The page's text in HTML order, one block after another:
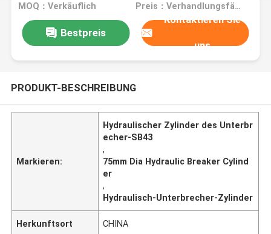
MOQ：Verkäuflich Preis：Verhandlungsfähig
Bestpreis
Kontaktieren Sie
uns
PRODUKT-BESCHREIBUNG
Markieren:
Hydraulischer Zylinder des Unterbr
echer-SB43
,
75mm Dia Hydraulic Breaker Cylind
er
,
Hydraulisch-Unterbrecher-Zylinder
Herkunftsort CHINA